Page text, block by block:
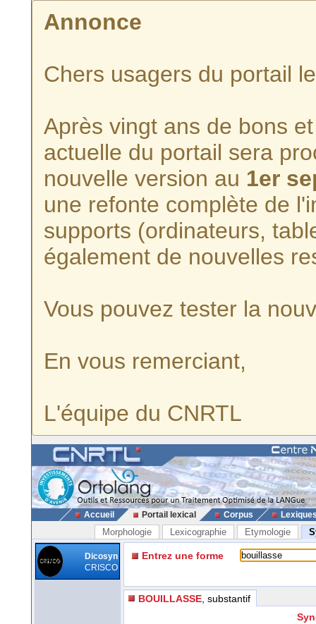
Annonce
Chers usagers du portail
Après vingt ans de bons
actuelle du portail sera
nouvelle version au 1er
une refonte complète de
supports (ordinateurs,
également de nouvelles
Vous pouvez tester la
En vous remerciant,
L'équipe du CNRTL
Accueil Portail lexical Corpus
Morphologie Lexicographie Etymologie
Dicosyn
CRISCO
Entrez une forme
BOUILLASSE , substantif